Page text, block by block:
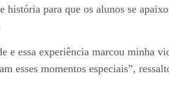
história para que os alunos se
e essa experiência marcou minha
esses momentos especiais”,